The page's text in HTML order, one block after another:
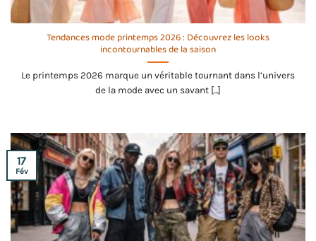
Tendances mode printemps 2026 : Découvrez les looks
incontournables de la saison
Le printemps 2026 marque un véritable tournant dans l’univers
de la mode avec un savant [...]
17
Fév